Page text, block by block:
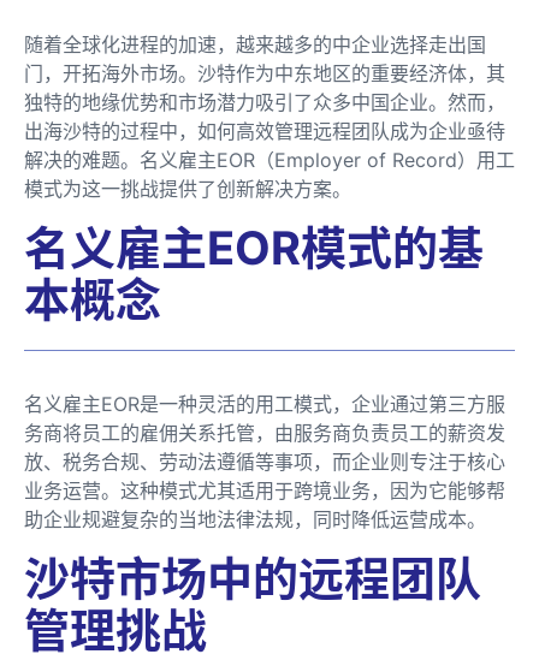
随着全球化进程的加速，越来越多的中企业选择走出国
门，开拓海外市场。沙特作为中东地区的重要经济体，其
独特的地缘优势和市场潜力吸引了众多中国企业。然而，
出海沙特的过程中，如何高效管理远程团队成为企业亟待
解决的难题。名义雇主EOR（Employer of Record）用工
模式为这一挑战提供了创新解决方案。
名义雇主EOR模式的基
本概念
名义雇主EOR是一种灵活的用工模式，企业通过第三方服
务商将员工的雇佣关系托管，由服务商负责员工的薪资发
放、税务合规、劳动法遵循等事项，而企业则专注于核心
业务运营。这种模式尤其适用于跨境业务，因为它能够帮
助企业规避复杂的当地法律法规，同时降低运营成本。
沙特市场中的远程团队
管理挑战